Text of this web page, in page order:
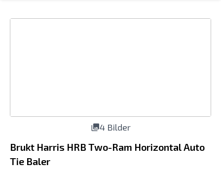
4 Bilder
Brukt Harris HRB Two-Ram Horizontal Auto
Tie Baler